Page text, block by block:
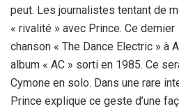
peut. Les journalistes tentant de
« rivalité » avec Prince. Ce
chanson « The Dance Electric » à
album « AC » sorti en 1985. Ce
Cymone en solo. Dans une rare
Prince explique ce geste d’une